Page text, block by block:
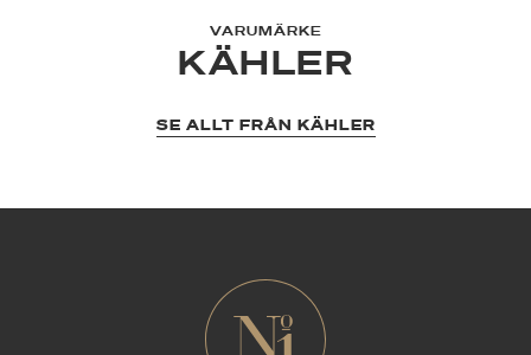
VARUMÄRKE
KÄHLER
SE ALLT FRÅN KÄHLER